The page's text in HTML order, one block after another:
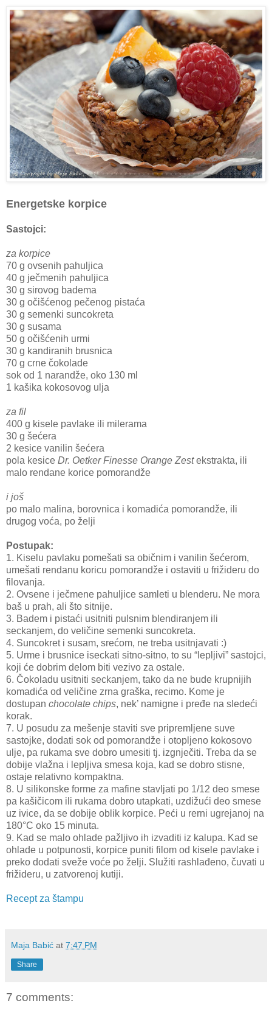
Energetske korpice
Sastojci:
za korpice
70 g ovsenih pahuljica
40 g ječmenih pahuljica
30 g sirovog badema
30 g očišćenog pečenog pistaća
30 g semenki suncokreta
30 g susama
50 g očišćenih urmi
30 g kandiranih brusnica
70 g crne čokolade
sok od 1 narandže, oko 130 ml
1 kašika kokosovog ulja
za fil
400 g kisele pavlake ili milerama
30 g šećera
2 kesice vanilin šećera
pola kesice Dr. Oetker Finesse Orange Zestekstrakta, ili
malo rendane korice pomorandže
i još
po malo malina, borovnica i komadića pomorandže, ili
drugog voća, po želji
Postupak:
1. Kiselu pavlaku pomešati sa običnim i vanilin šećerom,
umešati rendanu koricu pomorandže i ostaviti u frižideru do
filovanja.
2. Ovsene i ječmene pahuljice samleti u blenderu. Ne mora
baš u prah, ali što sitnije.
3. Badem i pistaći usitniti pulsnim blendiranjem ili
seckanjem, do veličine semenki suncokreta.
4. Suncokret i susam, srećom, ne treba usitnjavati :)
5. Urme i brusnice iseckati sitno-sitno, to su “lepljivi” sastojci,
koji će dobrim delom biti vezivo za ostale.
6. Čokoladu usitniti seckanjem, tako da ne bude krupnijih
komadića od veličine zrna graška, recimo. Kome je
dostupan chocolate chips, nek’ namigne i pređe na sledeći
korak.
7. U posudu za mešenje staviti sve pripremljene suve
sastojke, dodati sok od pomorandže i otopljeno kokosovo
ulje, pa rukama sve dobro umesiti tj. izgnječiti. Treba da se
dobije vlažna i lepljiva smesa koja, kad se dobro stisne,
ostaje relativno kompaktna.
8. U silikonske forme za mafine stavljati po 1/12 deo smese
pa kašičicom ili rukama dobro utapkati, uzdižući deo smese
uz ivice, da se dobije oblik korpice. Peći u rerni ugrejanoj na
180°C oko 15 minuta.
9. Kad se malo ohlade pažljivo ih izvaditi iz kalupa. Kad se
ohlade u potpunosti, korpice puniti filom od kisele pavlake i
preko dodati sveže voće po želji. Služiti rashlađeno, čuvati u
frižideru, u zatvorenoj kutiji.
Recept za štampu
Maja Babić at 7:47 PM
Share
7 comments: